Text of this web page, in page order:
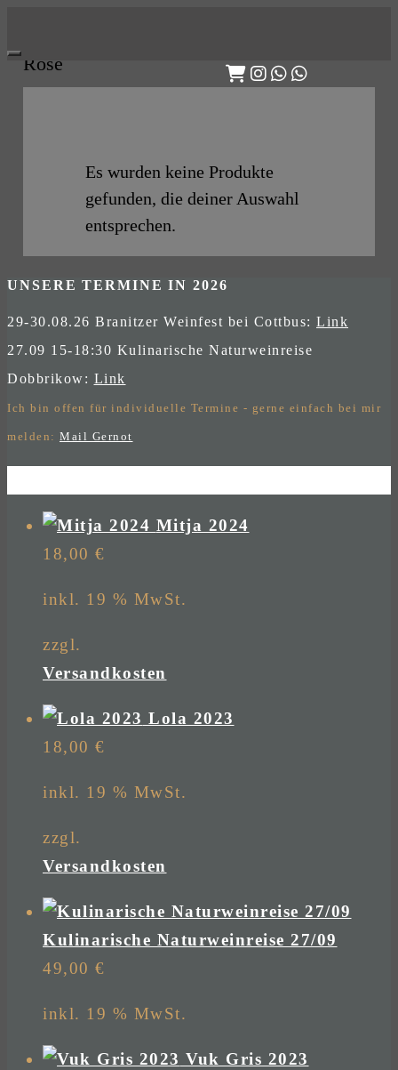
to
content
Rosé
Es wurden keine Produkte
gefunden, die deiner Auswahl
entsprechen.
UNSERE TERMINE IN 2026
29-30.08.26 Branitzer Weinfest bei Cottbus: Link
27.09 15-18:30 Kulinarische Naturweinreise
Dobbrikow: Link
Ich bin offen für individuelle Termine - gerne einfach bei mir
melden: Mail Gernot
Mitja 2024
18,00 €
inkl. 19 % MwSt.
zzgl.
Versandkosten
Lola 2023
18,00 €
inkl. 19 % MwSt.
zzgl.
Versandkosten
Kulinarische Naturweinreise 27/09
49,00 €
inkl. 19 % MwSt.
Vuk Gris 2023